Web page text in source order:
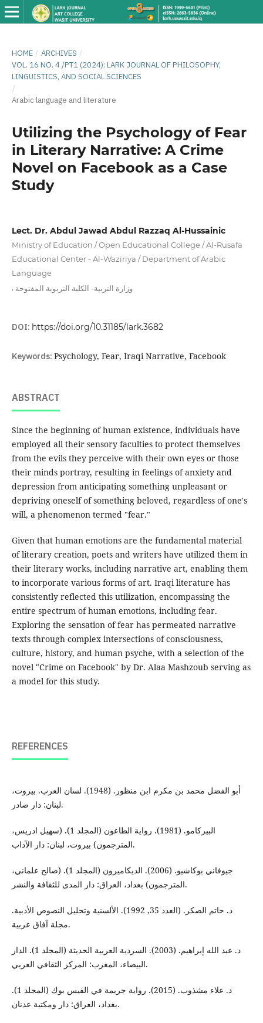
HOME / ARCHIVES /
VOL. 16 NO. 4 /PT1 (2024): LARK JOURNAL OF PHILOSOPHY,
LINGUISTICS, AND SOCIAL SCIENCES
/
Arabic language and literature
Utilizing the Psychology of Fear
in Literary Narrative: A Crime
Novel on Facebook as a Case
Study
Lect. Dr. Abdul Jawad Abdul Razzaq Al-Hussainic
Ministry of Education / Open Educational College / Al-Rusafa
Educational Center - Al-Waziriya / Department of Arabic
Language
وزارة التربية- الكلية التربوية المفتوحة
DOI: https://doi.org/10.31185/lark.3682
Keywords: Psychology, Fear, Iraqi Narrative, Facebook
ABSTRACT
Since the beginning of human existence, individuals have
employed all their sensory faculties to protect themselves
from the evils they perceive with their own eyes or those
their minds portray, resulting in feelings of anxiety and
depression from anticipating something unpleasant or
depriving oneself of something beloved, regardless of one's
will, a phenomenon termed "fear."
Given that human emotions are the fundamental material
of literary creation, poets and writers have utilized them in
their literary works, including narrative art, enabling them
to incorporate various forms of art. Iraqi literature has
consistently reflected this utilization, encompassing the
entire spectrum of human emotions, including fear.
Exploring the sensation of fear has permeated narrative
texts through complex intersections of consciousness,
culture, history, and human psyche, with a selection of the
novel "Crime on Facebook" by Dr. Alaa Mashzoub serving as
a model for this study.
REFERENCES
أبو الفضل محمد بن مكرم ابن منظور. (1948). لسان العرب. بيروت،
لبنان: دار صادر.
البيركامو. (1981). رواية الطاعون (المجلد 1). (سهيل ادريس،
المترجمون) بيروت، لبنان: دار الآداب.
جيوفاني بوكاشيو. (2006). الديكاميرون (المجلد 1). (صالح علماني،
المترجمون) بغداد، العراق: دار المدى للثقافة والنشر.
د. حاتم الصكر. (العدد 35, 1992). الألسنية وتحليل النصوص الأدبية.
مجلة آفاق عربية.
د. عبد الله إبراهيم. (2003). السردية العربية الحديثة (المجلد 1). الدار
البيضاء، المغرب: المركز الثقافي العربي.
د. علاء مشذوب. (2015). رواية جريمة في الفيس بوك (المجلد 1).
بغداد، العراق: دار ومكتبة عدنان.